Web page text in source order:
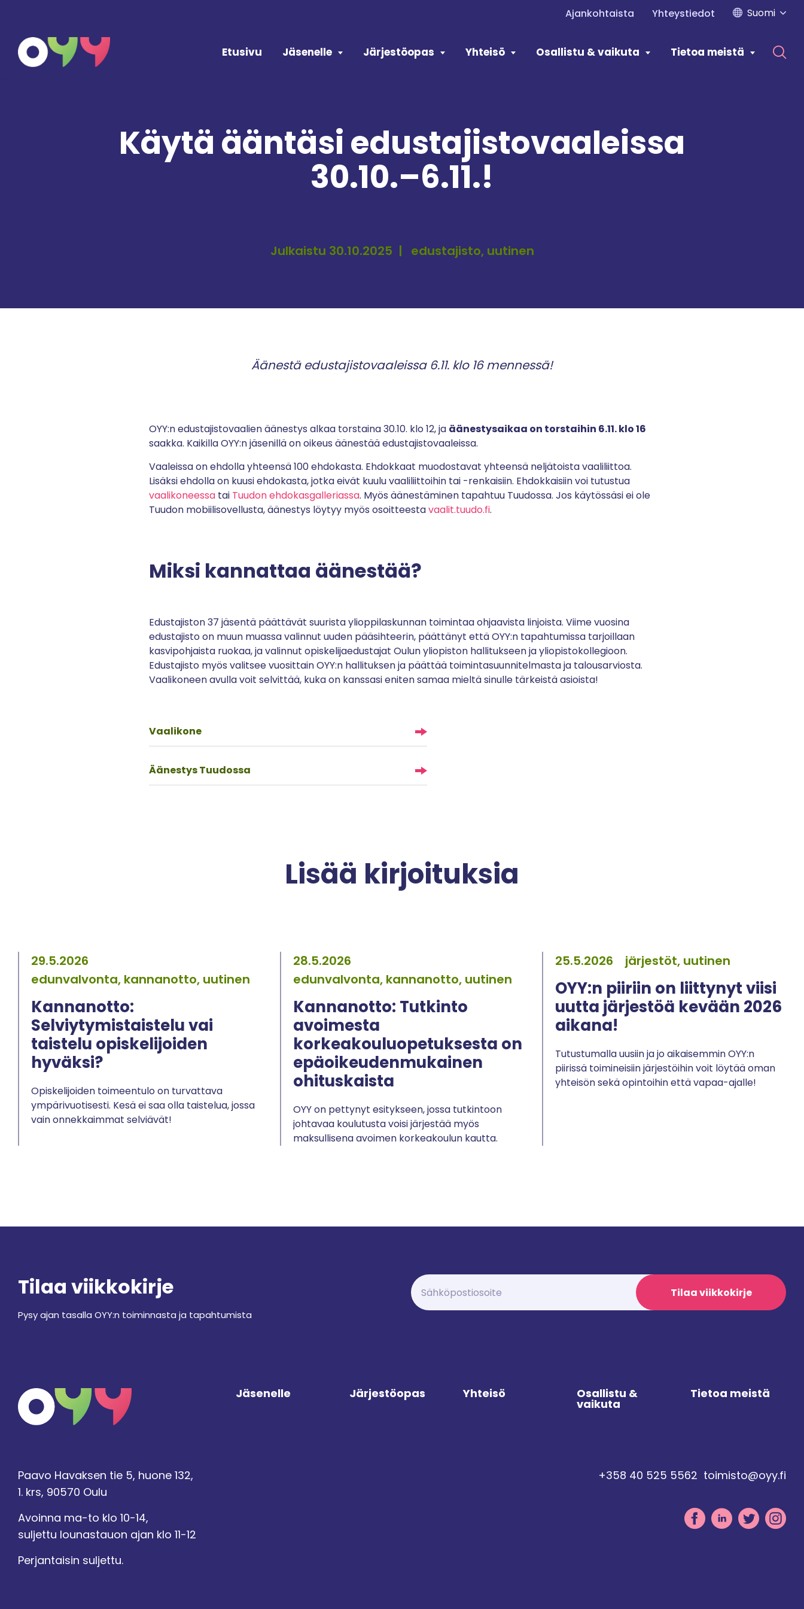
Ajankohtaista Yhteystiedot Suomi
Etusivu Jäsenelle Järjestöopas Yhteisö Osallistu & vaikuta Tietoa meistä
Käytä ääntäsi edustajistovaaleissa
30.10.–6.11.!
Julkaistu 30.10.2025 edustajisto, uutinen
Äänestä edustajistovaaleissa 6.11. klo 16 mennessä!
OYY:n edustajistovaalien äänestys alkaa torstaina 30.10. klo 12, ja äänestysaikaa on torstaihin 6.11. klo 16
saakka. Kaikilla OYY:n jäsenillä on oikeus äänestää edustajistovaaleissa.
Vaaleissa on ehdolla yhteensä 100 ehdokasta. Ehdokkaat muodostavat yhteensä neljätoista vaaliliittoa.
Lisäksi ehdolla on kuusi ehdokasta, jotka eivät kuulu vaaliliittoihin tai -renkaisiin. Ehdokkaisiin voi tutustua
vaalikoneessa tai Tuudon ehdokasgalleriassa. Myös äänestäminen tapahtuu Tuudossa. Jos käytössäsi ei ole
Tuudon mobiilisovellusta, äänestys löytyy myös osoitteestavaalit.tuudo.fi.
Miksi kannattaa äänestää?
Edustajiston 37 jäsentä päättävät suurista ylioppilaskunnan toimintaa ohjaavista linjoista. Viime vuosina
edustajisto on muun muassa valinnut uuden pääsihteerin, päättänyt että OYY:n tapahtumissa tarjoillaan
kasvipohjaista ruokaa, ja valinnut opiskelijaedustajat Oulun yliopiston hallitukseen ja yliopistokollegioon.
Edustajisto myös valitsee vuosittain OYY:n hallituksen ja päättää toimintasuunnitelmasta ja talousarviosta.
Vaalikoneen avulla voit selvittää, kuka on kanssasi eniten samaa mieltä sinulle tärkeistä asioista!
Vaalikone
Äänestys Tuudossa
Lisää kirjoituksia
29.5.2026
edunvalvonta, kannanotto, uutinen
Kannanotto:
Selviytymistaistelu vai
taistelu opiskelijoiden
hyväksi?
Opiskelijoiden toimeentulo on turvattava
ympärivuotisesti. Kesä ei saa olla taistelua, jossa
vain onnekkaimmat selviävät!
28.5.2026
edunvalvonta, kannanotto, uutinen
Kannanotto: Tutkinto
avoimesta
korkeakouluopetuksesta on
epäoikeudenmukainen
ohituskaista
OYY on pettynyt esitykseen, jossa tutkintoon
johtavaa koulutusta voisi järjestää myös
maksullisena avoimen korkeakoulun kautta.
25.5.2026 järjestöt, uutinen
OYY:n piiriin on liittynyt viisi
uutta järjestöä kevään 2026
aikana!
Tutustumalla uusiin ja jo aikaisemmin OYY:n
piirissä toimineisiin järjestöihin voit löytää oman
yhteisön sekä opintoihin että vapaa-ajalle!
Tilaa viikkokirje
Pysy ajan tasalla OYY:n toiminnasta ja tapahtumista
Tilaa viikkokirje
Jäsenelle Järjestöopas Yhteisö Osallistu &
vaikuta
Tietoa meistä
Paavo Havaksen tie 5, huone 132,
1. krs, 90570 Oulu
Avoinna ma-to klo 10-14,
suljettu lounastauon ajan klo 11-12
Perjantaisin suljettu.
+358 40 525 5562 toimisto@oyy.fi